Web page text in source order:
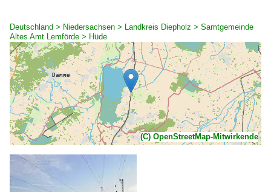
Deutschland > Niedersachsen > Landkreis Diepholz > Samtgemeinde
Altes Amt Lemförde > Hüde
(C) OpenStreetMap-Mitwirkende